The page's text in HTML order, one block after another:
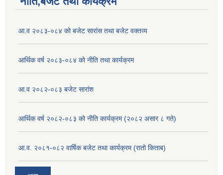
आ.व २०८३-०८४ को बजेट सारांस तथा बजेट वक्तव्य
आर्थिक वर्ष २०८३-०८४ को नीति तथा कार्यक्रम
आ.व २०८२-०८३ बजेट सारांश
आर्थिक वर्ष २०८२-०८३ को नीति कार्यक्रम (२०८२ असार ८ गते)
आ.व. २०८१-०८२ वार्षिक बजेट तथा कार्यक्रम (रातो किताब)